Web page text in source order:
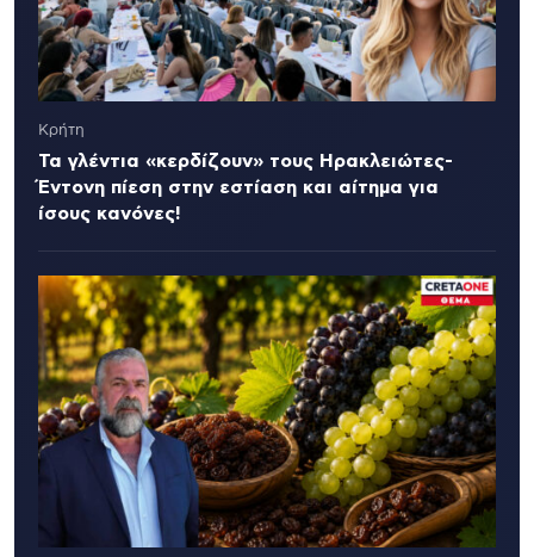
Κρήτη
Τα γλέντια «κερδίζουν» τους Ηρακλειώτες-
Έντονη πίεση στην εστίαση και αίτημα για
ίσους κανόνες!